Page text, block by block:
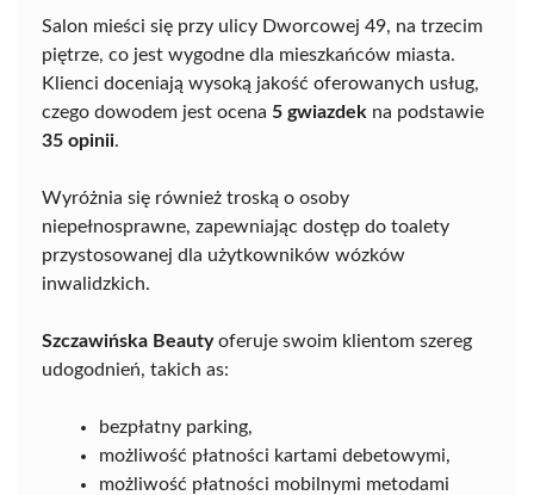
Salon mieści się przy ulicy Dworcowej 49, na trzecim
piętrze, co jest wygodne dla mieszkańców miasta.
Klienci doceniają wysoką jakość oferowanych usług,
czego dowodem jest ocena 5 gwiazdek na podstawie
35 opinii.
Wyróżnia się również troską o osoby
niepełnosprawne, zapewniając dostęp do toalety
przystosowanej dla użytkowników wózków
inwalidzkich.
Szczawińska Beautyoferuje swoim klientom szereg
udogodnień, takich as:
bezpłatny parking,
możliwość płatności kartami debetowymi,
możliwość płatności mobilnymi metodami